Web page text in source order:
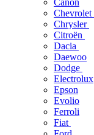
Canon
Chevrolet
Chrysler
Citroën
Dacia
Daewoo
Dodge
Electrolux
Epson
Evolio
Ferroli
Fiat